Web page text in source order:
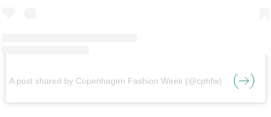
A post shared by Copenhagen Fashion Week (@cphfw)